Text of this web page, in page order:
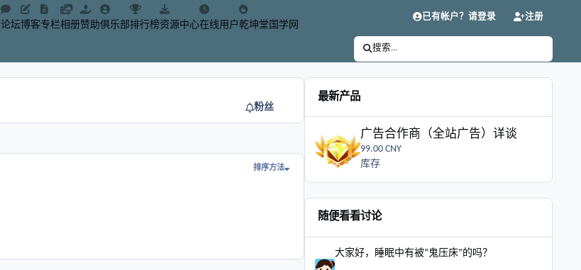
论坛博客专栏相册赞助俱乐部排行榜资源中心在线用户乾坤堂国学网
已有帐户？请登录 注册
搜索...
粉丝
排序方法
最新产品
广告合作商（全站广告）详谈
99.00 CNY
库存
随便看看讨论
大家好，睡眠中有被“鬼压床”的吗？